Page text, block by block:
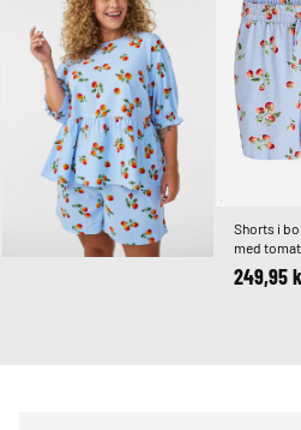
Shorts i
med
høj talje
249,95